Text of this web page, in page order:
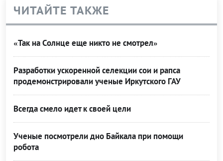
ЧИТАЙТЕ ТАКЖЕ
«Так на Солнце еще никто не смотрел»
Разработки ускоренной селекции сои и рапса
продемонстрировали ученые Иркутского ГАУ
Всегда смело идет к своей цели
Ученые посмотрели дно Байкала при помощи
робота